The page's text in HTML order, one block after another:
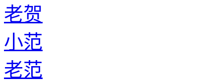
老贺
小范
老范